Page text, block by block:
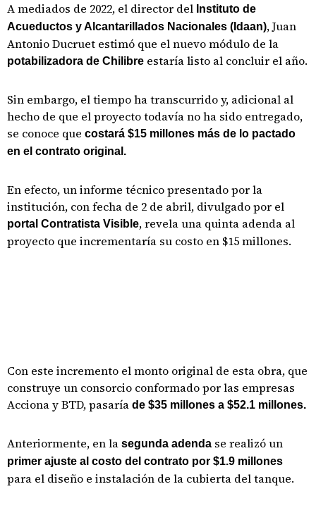
A mediados de 2022, el director del Instituto de
Acueductos y Alcantarillados Nacionales (Idaan), Juan
Antonio Ducruet estimó que el nuevo módulo de la
potabilizadora de Chilibre estaría listo al concluir el año.
Sin embargo, el tiempo ha transcurrido y, adicional al
hecho de que el proyecto todavía no ha sido entregado,
se conoce que costará $15 millones más de lo pactado
en el contrato original.
En efecto, un informe técnico presentado por la
institución, con fecha de 2 de abril, divulgado por el
portal Contratista Visible, revela una quinta adenda al
proyecto que incrementaría su costo en $15 millones.
Con este incremento el monto original de esta obra, que
construye un consorcio conformado por las empresas
Acciona y BTD, pasaría de $35 millones a $52.1 millones.
Anteriormente, en la segunda adenda se realizó un
primer ajuste al costo del contrato por $1.9 millones
para el diseño e instalación de la cubierta del tanque.